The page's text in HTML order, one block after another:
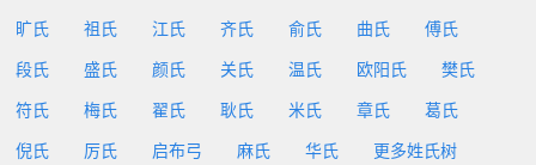
旷氏 祖氏 江氏 齐氏 俞氏 曲氏 傅氏
段氏 盛氏 颜氏 关氏 温氏 欧阳氏 樊氏
符氏 梅氏 翟氏 耿氏 米氏 章氏 葛氏
倪氏 厉氏 启布弓 麻氏 华氏 更多姓氏树